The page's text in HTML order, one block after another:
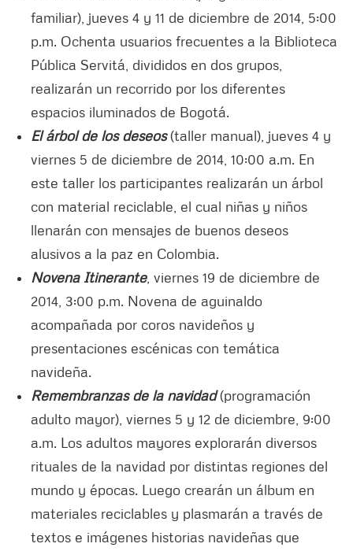
familiar), jueves 4 y 11 de diciembre de 2014, 5:00
p.m. Ochenta usuarios frecuentes a la Biblioteca
Pública Servitá, divididos en dos grupos,
realizarán un recorrido por los diferentes
espacios iluminados de Bogotá.
El árbol de los deseos(taller manual), jueves 4 y
viernes 5 de diciembre de 2014, 10:00 a.m. En
este taller los participantes realizarán un árbol
con material reciclable, el cual niñas y niños
llenarán con mensajes de buenos deseos
alusivos a la paz en Colombia.
Novena Itinerante, viernes 19 de diciembre de
2014, 3:00 p.m. Novena de aguinaldo
acompañada por coros navideños y
presentaciones escénicas con temática
navideña.
Remembranzas de la navidad(programación
adulto mayor), viernes 5 y 12 de diciembre, 9:00
a.m. Los adultos mayores explorarán diversos
rituales de la navidad por distintas regiones del
mundo y épocas. Luego crearán un álbum en
materiales reciclables y plasmarán a través de
textos e imágenes historias navideñas que